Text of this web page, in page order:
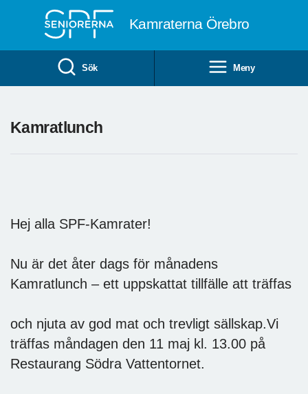
Kamraterna Örebro
Sök Meny
Kamratlunch
Hej alla SPF-Kamrater!
Nu är det åter dags för månadens
Kamratlunch – ett uppskattat tillfälle att träffas
och njuta av god mat och trevligt sällskap.Vi
träffas måndagen den 11 maj kl. 13.00 på
Restaurang Södra Vattentornet.